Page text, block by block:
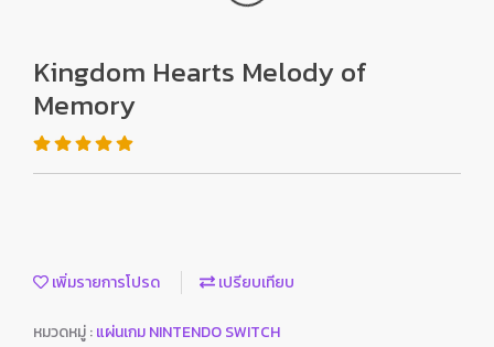
Kingdom Hearts Melody of
Memory
เพิ่มรายการโปรด เปรียบเทียบ
หมวดหมู่ :แผ่นเกม NINTENDO SWITCH